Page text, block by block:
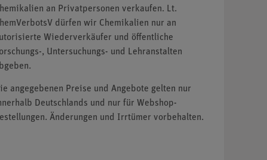
an Privatpersonen verkaufen. Lt.
dürfen wir Chemikalien nur an
Wiederverkäufer und öffentliche
, Untersuchungs- und Lehranstalten
angegebenen Preise und Angebote gelten nur
Deutschlands und nur für Webshop-
Änderungen und Irrtümer vorbehalten.